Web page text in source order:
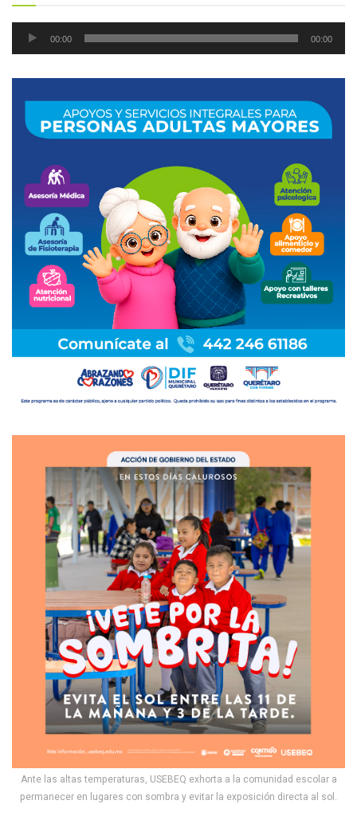
Reproductor
00:00 00:00
Ante las altas temperaturas, USEBEQ exhorta a la comunidad escolar a
permanecer en lugares con sombra y evitar la exposición directa al sol.